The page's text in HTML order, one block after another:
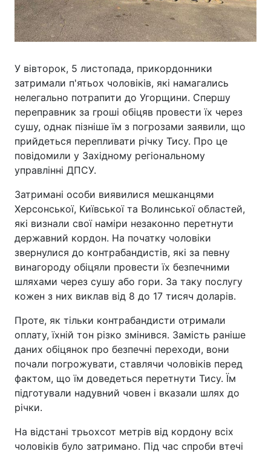
У вівторок, 5 листопада, прикордонники
затримали п'ятьох чоловіків, які намагались
нелегально потрапити до Угорщини. Спершу
переправник за гроші обіцяв провести їх через
сушу, однак пізніше їм з погрозами заявили, що
прийдеться перепливати річку Тису. Про це
повідомили у Західному регіональному
управлінні ДПСУ.
Затримані особи виявилися мешканцями
Херсонської, Київської та Волинської областей,
які визнали свої наміри незаконно перетнути
державний кордон. На початку чоловіки
звернулися до контрабандистів, які за певну
винагороду обіцяли провести їх безпечними
шляхами через сушу або гори. За таку послугу
кожен з них виклав від 8 до 17 тисяч доларів.
Проте, як тільки контрабандисти отримали
оплату, їхній тон різко змінився. Замість раніше
даних обіцянок про безпечні переходи, вони
почали погрожувати, ставлячи чоловіків перед
фактом, що їм доведеться перетнути Тису. Їм
підготували надувний човен і вказали шлях до
річки.
На відстані трьохсот метрів від кордону всіх
чоловіків було затримано. Під час спроби втечі